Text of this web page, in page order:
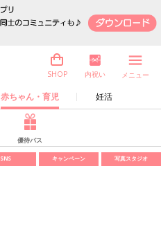
赤ちゃん・育児 妊活
SHOP 内祝い メニュー
優待パス
SNS キャンペーン 写真スタジオ